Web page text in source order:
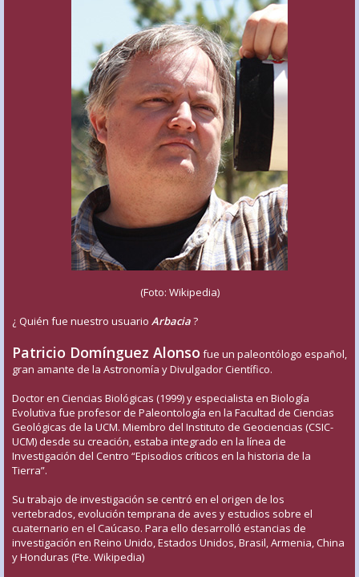
(Foto: Wikipedia)
¿ Quién fue nuestro usuario Arbacia?
Patricio Domínguez Alonso fue un paleontólogo español,
gran amante de la Astronomía y Divulgador Científico.
Doctor en Ciencias Biológicas (1999) y especialista en Biología
Evolutiva fue profesor de Paleontología en la Facultad de Ciencias
Geológicas de la UCM. Miembro del Instituto de Geociencias (CSIC-
UCM) desde su creación, estaba integrado en la línea de
Investigación del Centro “Episodios críticos en la historia de la
Tierra”.
Su trabajo de investigación se centró en el origen de los
vertebrados, evolución temprana de aves y estudios sobre el
cuaternario en el Caúcaso. Para ello desarrolló estancias de
investigación en Reino Unido, Estados Unidos, Brasil, Armenia, China
y Honduras (Fte. Wikipedia)